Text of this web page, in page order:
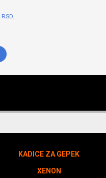
RSD.
KADICE ZA GEPEK
XENON